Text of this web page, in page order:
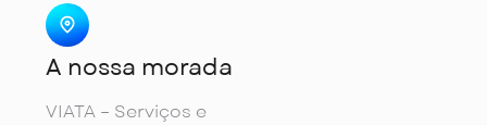
A nossa morada
VIATA – Serviços e